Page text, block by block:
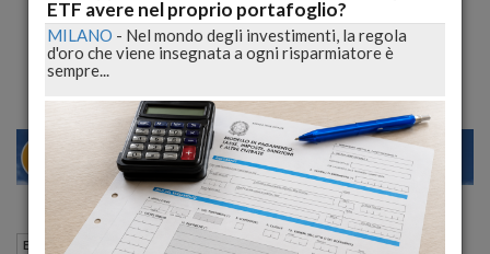
Moody's rivede outlook banche, da
negativo a stabile
MILANO 22 27
Economia generale Roma (RM) 04 Dicembre 2019 10:06
ETF avere nel proprio portafoglio?
MILANO - Nel mondo degli investimenti, la regola
d'oro che viene insegnata a ogni risparmiatore è
sempre...